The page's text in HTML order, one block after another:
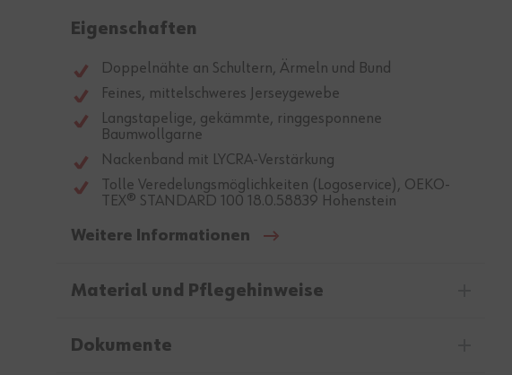
Eigenschaften
Doppelnähte an Schultern, Ärmeln und Bund
Feines, mittelschweres Jerseygewebe
Langstapelige, gekämmte, ringgesponnene
Baumwollgarne
Nackenband mit LYCRA-Verstärkung
Tolle Veredelungsmöglichkeiten (Logoservice), OEKO-
TEX® STANDARD 100 18.0.58839 Hohenstein
Weitere Informationen
Material und Pflegehinweise
Dokumente